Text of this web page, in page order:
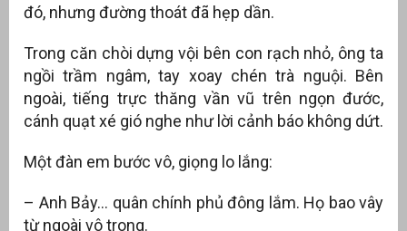
đó, nhưng đường thoát đã hẹp dần.
Trong căn chòi dựng vội bên con rạch nhỏ, ông ta
ngồi trầm ngâm, tay xoay chén trà nguội. Bên
ngoài, tiếng trực thăng vần vũ trên ngọn đước,
cánh quạt xé gió nghe như lời cảnh báo không dứt.
Một đàn em bước vô, giọng lo lắng:
– Anh Bảy… quân chính phủ đông lắm. Họ bao vây
từ ngoài vô trong.